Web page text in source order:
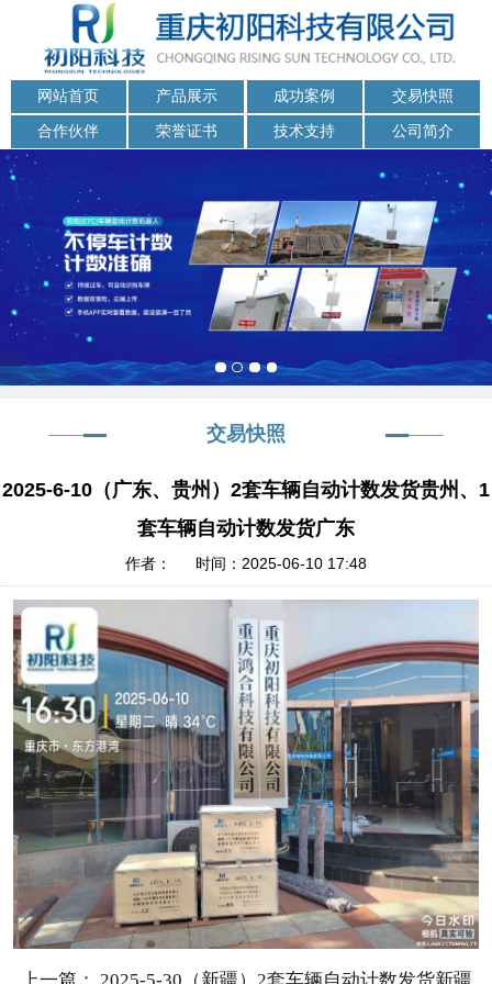
网站首页 产品展示 成功案例 交易快照
合作伙伴 荣誉证书 技术支持 公司简介
交易快照
2025-6-10（广东、贵州）2套车辆自动计数发货贵州、1
套车辆自动计数发货广东
作者： 时间：2025-06-10 17:48
上一篇： 2025-5-30（新疆）2套车辆自动计数发货新疆